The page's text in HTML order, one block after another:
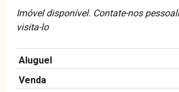
Imóvel disponível. Contate-nos
visita-lo
Aluguel
Venda